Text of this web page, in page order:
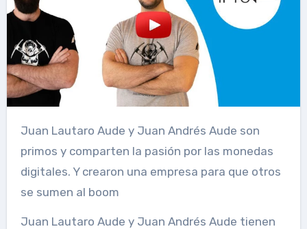
Juan Lautaro Aude y Juan Andrés Aude son
primos y comparten la pasión por las monedas
digitales. Y crearon una empresa para que otros
se sumen al boom
Juan Lautaro Aude y Juan Andrés Aude tienen